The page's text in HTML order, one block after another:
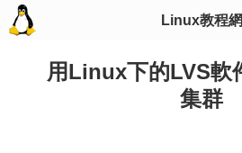
Linux教程網
用Linux下的LVS軟
集群